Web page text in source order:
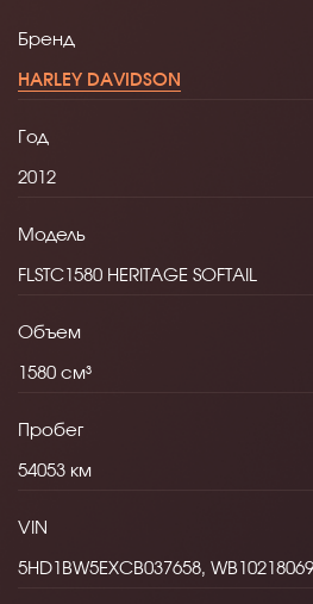
Бренд
HARLEY DAVIDSON
Год
2012
Модель
FLSTC1580 HERITAGE SOFTAIL
Объем
1580
Пробег
54053
VIN
5HD1BW5EXCB037658,